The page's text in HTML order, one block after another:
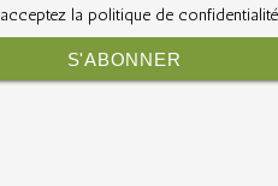
la politique de confidentialité